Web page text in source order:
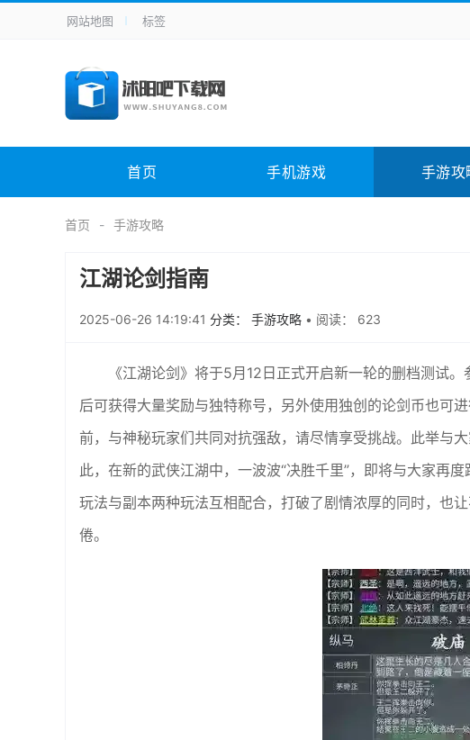
手机应用
手机游戏 H5游戏
电脑软件 其它类别 图形软件 安全相关
未分类 综合其它
网站地图 标签
首页 手机游戏 手游攻
首页 手游攻略
江湖论剑指南
2025-06-26 14:19:41 分类： 手游攻略 • 阅读： 623
《江湖论剑》将于5月12日正式开启新一轮的删档测试
后可获得大量奖励与独特称号，另外使用独创的论剑币也可
前，与神秘玩家们共同对抗强敌，请尽情享受挑战。此举与
此，在新的武侠江湖中，一波波“决胜千里”，即将与大家再
玩法与副本两种玩法互相配合，打破了剧情浓厚的同时，也
倦。